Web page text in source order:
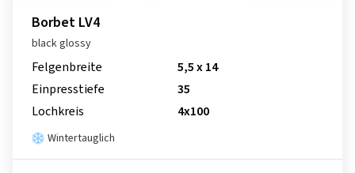
Borbet LV4
black glossy
Felgenbreite
5,5 x 14
Einpresstiefe
35
Lochkreis
4x100
Wintertauglich